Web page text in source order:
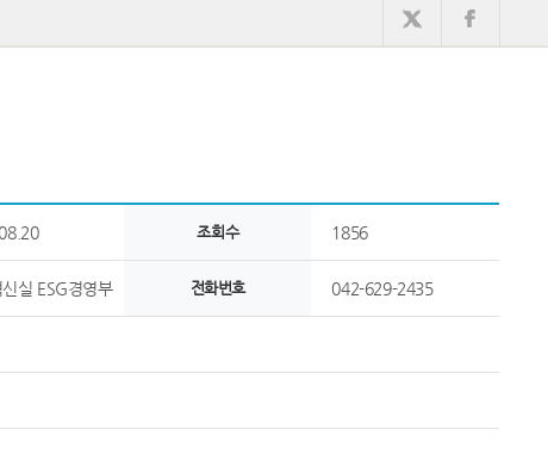
조회수 1856
실 ESG경영부 전화번호 042-629-2435